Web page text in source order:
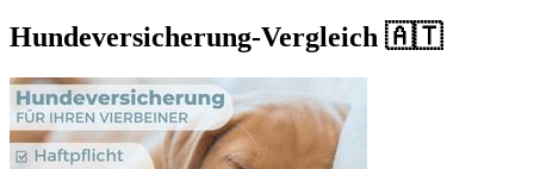
Hundeversicherung-Vergleich 🇦🇹